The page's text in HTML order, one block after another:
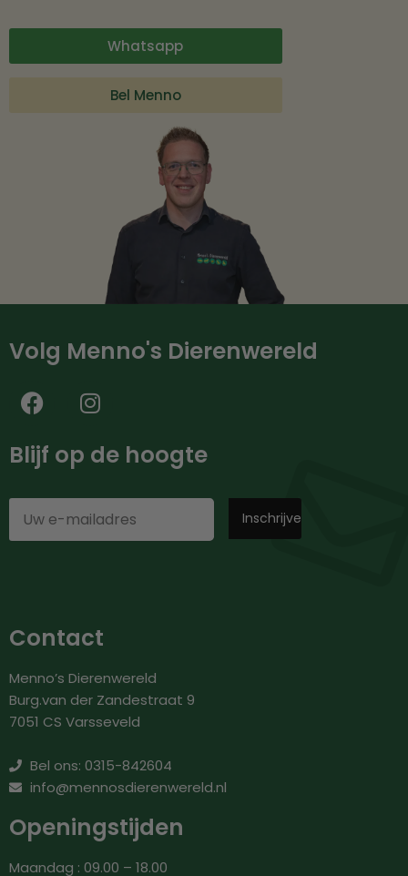
Whatsapp
Bel Menno
Volg Menno's Dierenwereld
Blijf op de hoogte
Contact
Menno’s Dierenwereld
Burg.van der Zandestraat 9
7051 CS Varsseveld
Bel ons: 0315-842604
info@mennosdierenwereld.nl
Openingstijden
Maandag : 09.00 – 18.00